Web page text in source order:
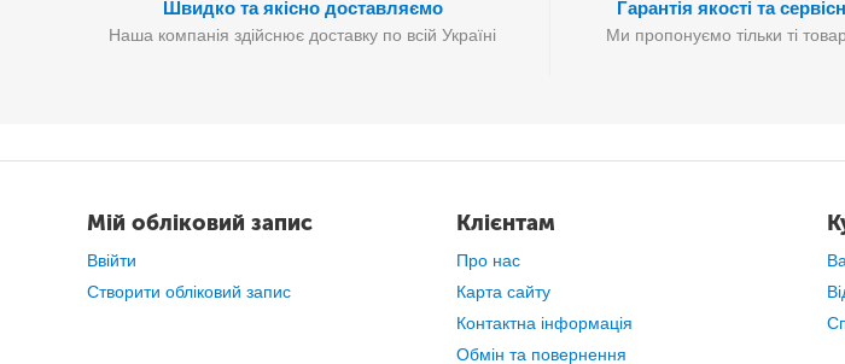
Швидко та якісно доставляємо
Наша компанія здійснює доставку по всій Україні
Гарантія якості та
Ми пропонуємо тільки ті
Мій обліковий запис
Ввійти
Створити обліковий запис
Клієнтам
Про нас
Карта сайту
Контактна інформація
Обмін та повернення